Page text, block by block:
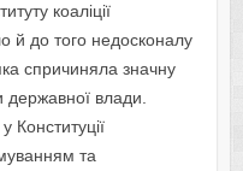
коаліції
й до того недосконалу
спричиняла значну
державної влади.
Конституції
та